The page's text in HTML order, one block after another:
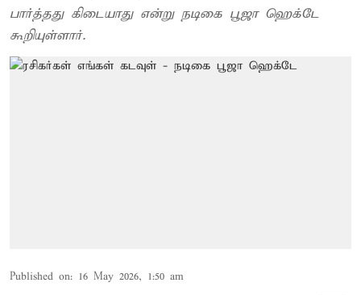
பார்த்தது கிடையாது என்று நடிகை பூஜா ஹெக்டே
கூறியுள்ளார்.
Published on: 16 May 2026, 1:50 am